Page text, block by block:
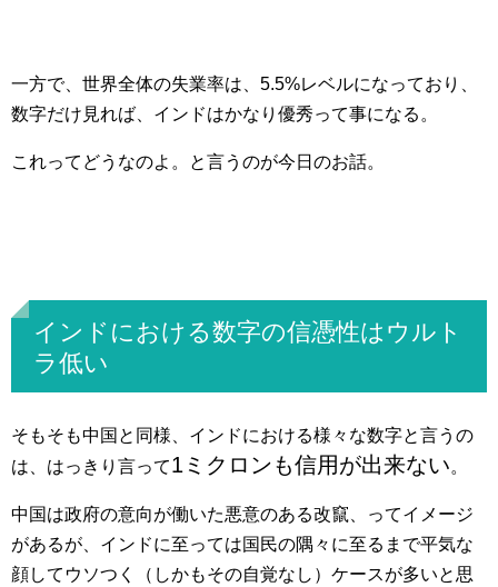
一方で、世界全体の失業率は、5.5%レベルになっており、
数字だけ見れば、インドはかなり優秀って事になる。
これってどうなのよ。と言うのが今日のお話。
インドにおける数字の信憑性はウルト
ラ低い
そもそも中国と同様、インドにおける様々な数字と言うの
は、はっきり言って1ミクロンも信用が出来ない。
中国は政府の意向が働いた悪意のある改竄、ってイメージ
があるが、インドに至っては国民の隅々に至るまで平気な
顔してウソつく（しかもその自覚なし）ケースが多いと思